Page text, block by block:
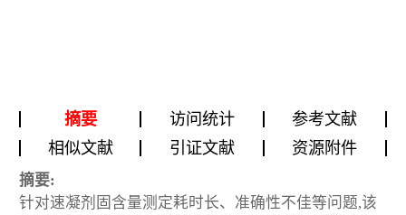
摘要 访问统计
参考文献
相似文献
引证文献 资源附件
摘要:
针对速凝剂固含量测定耗时长、准确性不佳等问题,该